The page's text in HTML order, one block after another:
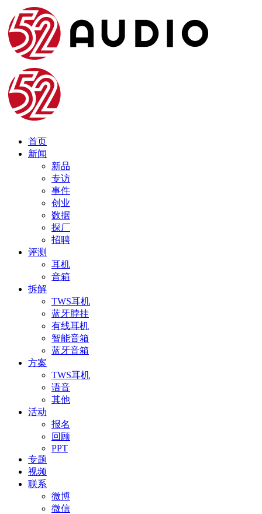
首页
新闻
新品
专访
事件
创业
数据
探厂
招聘
评测
耳机
音箱
拆解
TWS耳机
蓝牙脖挂
有线耳机
智能音箱
蓝牙音箱
方案
TWS耳机
语音
其他
活动
报名
回顾
PPT
专题
视频
联系
微博
微信